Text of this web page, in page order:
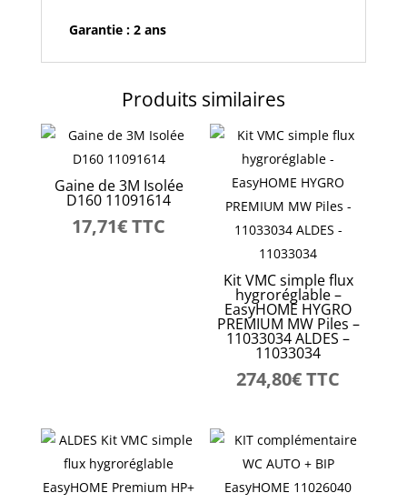
Garantie : 2 ans
Produits similaires
Gaine de 3M Isolée
D160 11091614
17,71€TTC
Kit VMC simple flux
hygroréglable –
EasyHOME HYGRO
PREMIUM MW Piles –
11033034 ALDES –
11033034
274,80€TTC